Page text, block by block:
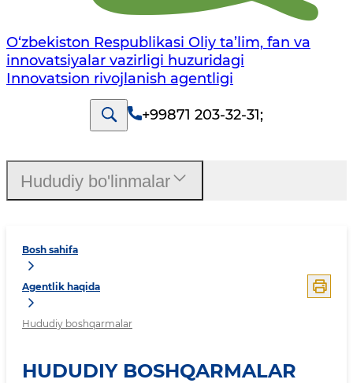
O‘zbekiston Respublikasi Oliy ta’lim, fan va
innovatsiyalar vazirligi huzuridagi
Innovatsion rivojlanish agentligi
+99871 203-32-31;
Bosh sahifa
Agentlik haqida
Hududiy boshqarmalar
HUDUDIY BOSHQARMALAR
Hududiy bo'linmalar